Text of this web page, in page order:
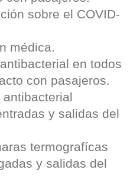
sobre el COVID-
médica.
en todos
con pasajeros.
y salidas del
termografícas
y salidas del